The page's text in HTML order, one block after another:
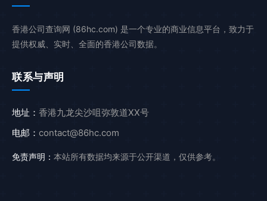
香港公司查询网 (86hc.com) 是一个专业的商业信息平台，致力于
提供权威、实时、全面的香港公司数据。
联系与声明
地址： 香港九龙尖沙咀弥敦道XX号
电邮： contact@86hc.com
免责声明： 本站所有数据均来源于公开渠道，仅供参考。